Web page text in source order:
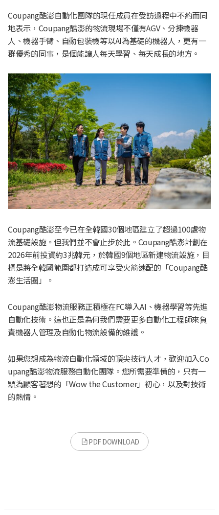
Coupang酷澎自動化團隊的現任成員在受訪過程中不約而同
地表示，Coupang酷澎的物流現場不僅有AGV、分揀機器
人、機器手臂、自動包裝機等以AI為基礎的機器人，更有一
群優秀的同事，是個能讓人每天學習、每天成長的地方。
Coupang酷澎至今已在全韓國30個地區建立了超過100處物
流基礎設施。但我們並不會止步於此。Coupang酷澎計劃在
2026年前投資約3兆韓元，於韓國9個地區新建物流設施，目
標是將全韓國範圍都打造成可享受火箭速配的「Coupang酷
澎生活圈」。
Coupang酷澎物流服務正積極在FC導入AI、機器學習等先進
自動化技術。這也正是為何我們需要更多自動化工程師來負
責機器人管理及自動化物流設備的維護。
如果您想成為物流自動化領域的頂尖技術人才，歡迎加入Co
upang酷澎物流服務自動化團隊。您所需要準備的，只有一
顆為顧客著想的「Wow the Customer」初心，以及對技術
的熱情。
PDF DOWNLOAD